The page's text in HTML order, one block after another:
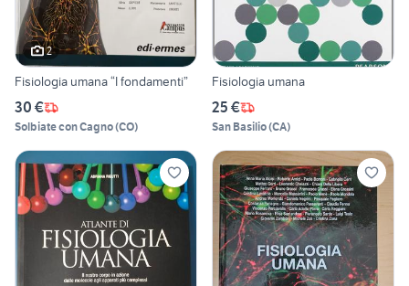
2
Fisiologia umana “I fondamenti”
30 €
Solbiate con Cagno(CO)
Fisiologia umana
25 €
San Basilio(CA)